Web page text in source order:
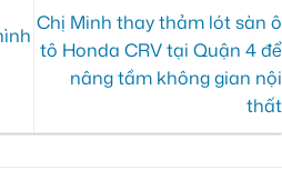
Chị Minh thay thảm lót sàn ô
tô Honda CRV tại Quận 4 để
nâng tầm không gian nội
thất